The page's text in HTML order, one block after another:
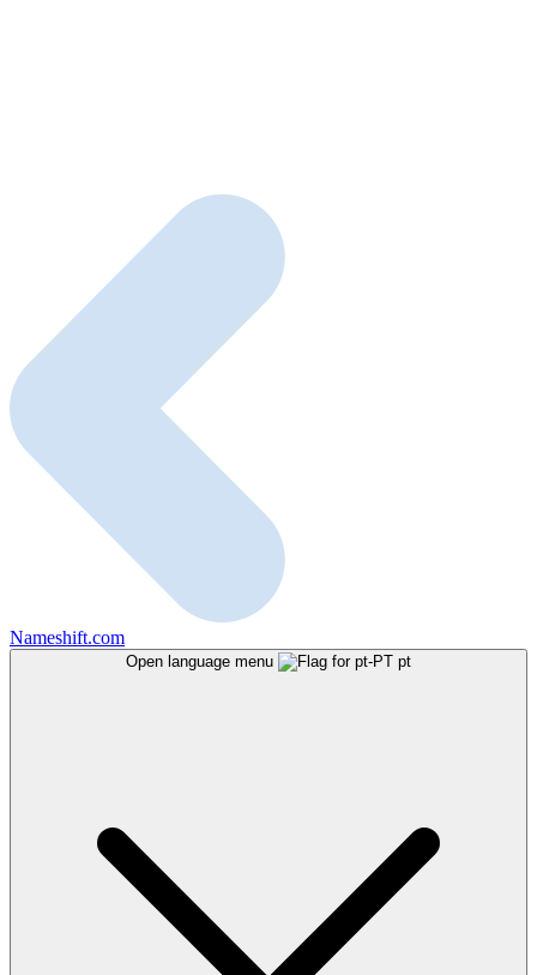
Nameshift.com
Open language menu pt